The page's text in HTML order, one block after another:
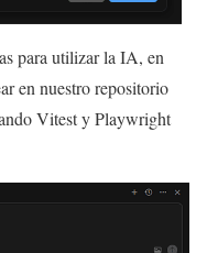
para utilizar la IA, en
en nuestro repositorio
Vitest y Playwright